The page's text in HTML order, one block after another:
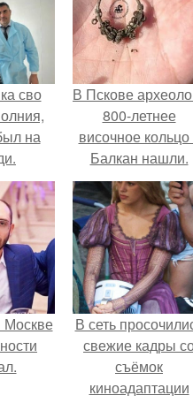
сво
на
В Пскове
800-летнее
височное кольцо
Балкан нашли.
Москве
В сеть
свежие кадры
съёмок
киноадаптации